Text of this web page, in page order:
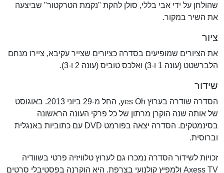
שהולחן על ידי אבי בללי, סולן להקת "נקמת הטרקטור" שביצעה
את השיר במקור.
ציור
את הציורים שמופיעים בסדרה כציורים שצייר עקיבא, ציירו מנחם
הלברשטט (עונה 1 ו-3) ואלכס טוביס (עונה 2 ו-3).
שידור
הסדרה שודרה בערוץ yes Oh, החל מ-29 ביוני 2013. באוגוסט
של אותה שנה הוקרן מרתון של כל פרקי העונה הראשונה
בסינמטקים. הסדרה יצאה בפורמט DVD עם כתוביות באנגלית
וברוסית.
זכויות לשידור הסדרה נמכרו גם לערוץ טלוויזיה פרטי בשוודיה
Axess TV ולמפיץ קולנועי בצרפת. היא הוקרנה בפסטיבלי סרטים